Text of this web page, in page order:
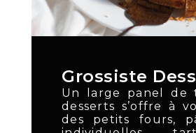
Grossiste
Un large panel de
desserts s’offre à
des petits fours,